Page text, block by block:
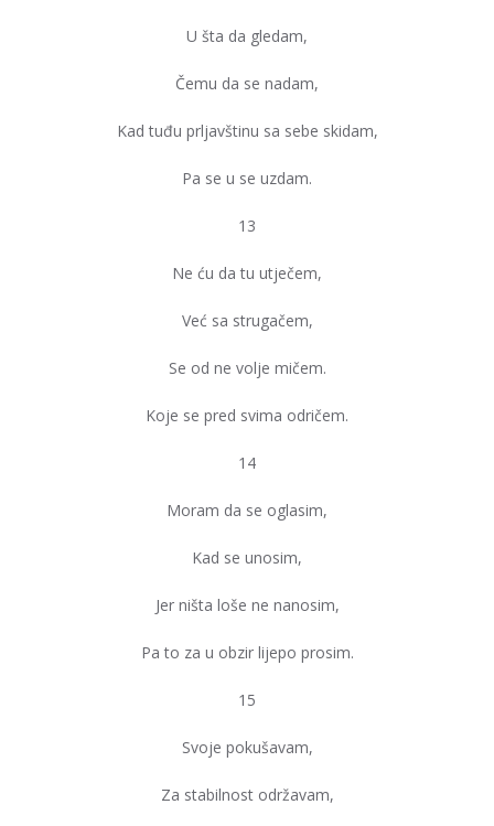
U šta da gledam,
Čemu da se nadam,
Kad tuđu prljavštinu sa sebe skidam,
Pa se u se uzdam.
13
Ne ću da tu utječem,
Već sa strugačem,
Se od ne volje mičem.
Koje se pred svima odričem.
14
Moram da se oglasim,
Kad se unosim,
Jer ništa loše ne nanosim,
Pa to za u obzir lijepo prosim.
15
Svoje pokušavam,
Za stabilnost održavam,